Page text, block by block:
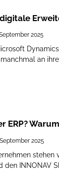
2025
an
ERP?
2025
stehen
den INNONAV